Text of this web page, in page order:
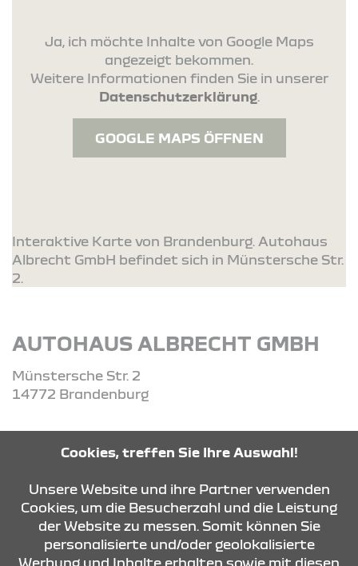
Ja, ich möchte Inhalte von Google Maps
angezeigt bekommen.
Weitere Informationen finden Sie in unserer
Datenschutzerklärung.
GOOGLE MAPS ÖFFNEN
Interaktive Karte von Brandenburg. Autohaus
Albrecht GmbH befindet sich in Münstersche Str.
2.
AUTOHAUS ALBRECHT GMBH
Münstersche Str. 2
14772 Brandenburg
ROUTE PLANEN
ANFRAGE SENDEN
Cookies, treffen Sie Ihre Auswahl!
Unsere Website und ihre Partner verwenden
Cookies, um die Besucherzahl und die Leistung
der Website zu messen. Somit können Sie
personalisierte und/oder geolokalisierte
Werbung und Inhalte erhalten sowie mit diesen